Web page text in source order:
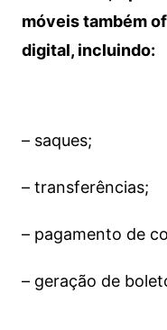
móveis também
digital, incluindo:
– saques;
– transferências;
– pagamento de
– geração de